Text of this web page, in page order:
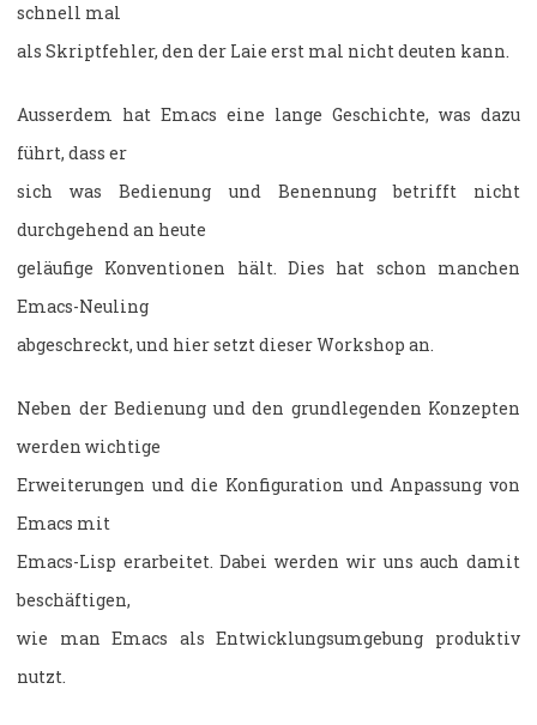
schnell mal
als Skriptfehler, den der Laie erst mal nicht deuten kann.
Ausserdem hat Emacs eine lange Geschichte, was dazu
führt, dass er
sich was Bedienung und Benennung betrifft nicht
durchgehend an heute
geläufige Konventionen hält. Dies hat schon manchen
Emacs-Neuling
abgeschreckt, und hier setzt dieser Workshop an.
Neben der Bedienung und den grundlegenden Konzepten
werden wichtige
Erweiterungen und die Konfiguration und Anpassung von
Emacs mit
Emacs-Lisp erarbeitet. Dabei werden wir uns auch damit
beschäftigen,
wie man Emacs als Entwicklungsumgebung produktiv
nutzt.